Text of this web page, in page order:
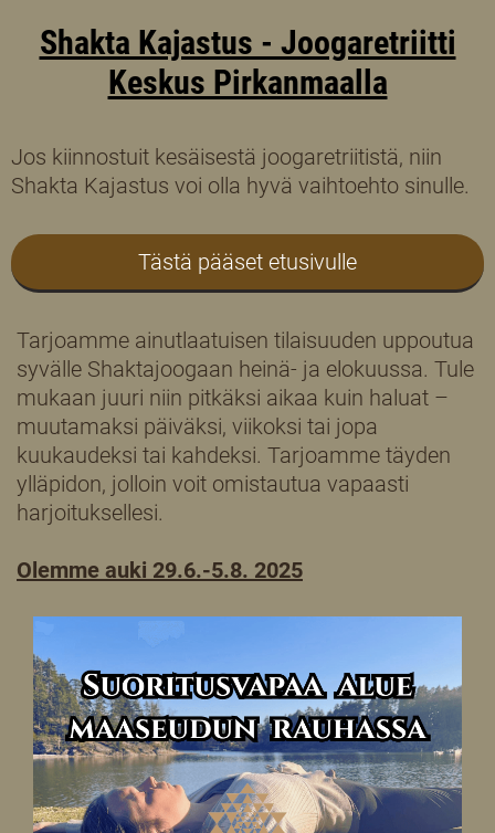
Shakta Kajastus - Joogaretriitti
Keskus Pirkanmaalla
Jos kiinnostuit kesäisestä joogaretriitistä, niin
Shakta Kajastus voi olla hyvä vaihtoehto sinulle.
Tästä pääset etusivulle
Tarjoamme ainutlaatuisen tilaisuuden uppoutua
syvälle Shaktajoogaan heinä- ja elokuussa. Tule
mukaan juuri niin pitkäksi aikaa kuin haluat –
muutamaksi päiväksi, viikoksi tai jopa
kuukaudeksi tai kahdeksi. Tarjoamme täyden
ylläpidon, jolloin voit omistautua vapaasti
harjoituksellesi.
Olemme auki 29.6.-5.8. 2025